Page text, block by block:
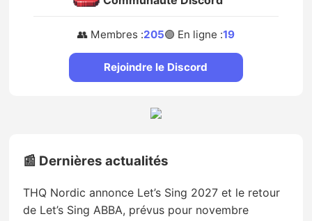
👥 Membres :205🟢 En ligne :19
Rejoindre le Discord
📰 Dernières actualités
THQ Nordic annonce Let’s Sing 2027 et le retour
de Let’s Sing ABBA, prévus pour novembre